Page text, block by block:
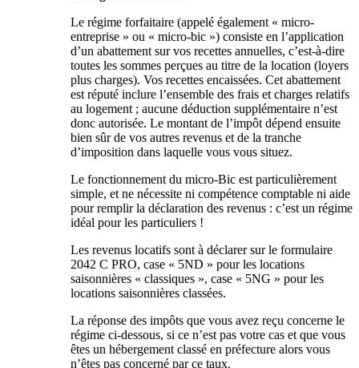
Le régime forfaitaire (appelé également « micro-
entreprise » ou « micro-bic ») consiste en l’application
d’un abattement sur vos recettes annuelles, c’est-à-dire
toutes les sommes perçues au titre de la location (loyers
plus charges). Vos recettes encaissées. Cet abattement
est réputé inclure l’ensemble des frais et charges relatifs
au logement ; aucune déduction supplémentaire n’est
donc autorisée. Le montant de l’impôt dépend ensuite
bien sûr de vos autres revenus et de la tranche
d’imposition dans laquelle vous vous situez.
Le fonctionnement du micro-Bic est particulièrement
simple, et ne nécessite ni compétence comptable ni aide
pour remplir la déclaration des revenus : c’est un régime
idéal pour les particuliers !
Les revenus locatifs sont à déclarer sur le formulaire
2042 C PRO, case « 5ND » pour les locations
saisonnières « classiques », case « 5NG » pour les
locations saisonnières classées.
La réponse des impôts que vous avez reçu concerne le
régime ci-dessous, si ce n’est pas votre cas et que vous
êtes un hébergement classé en préfecture alors vous
n’êtes pas concerné par ce taux.